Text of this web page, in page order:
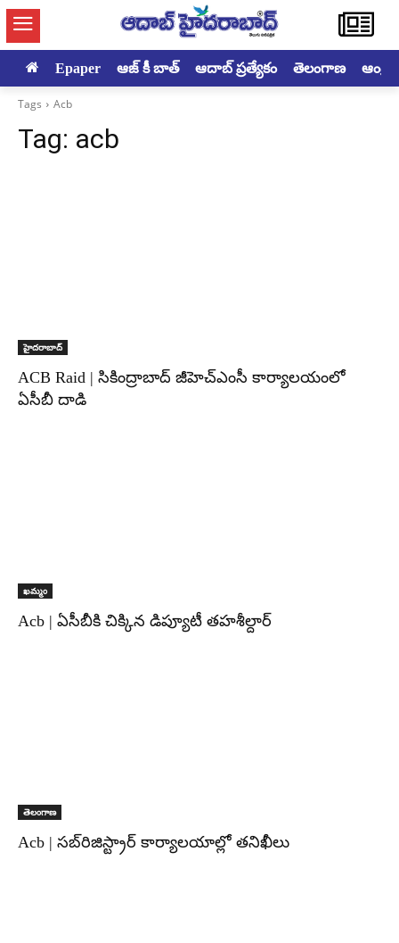
Epaper ఆజ్ కీ బాత్ ఆదాబ్ ప్రత్యేకం తెలంగాణ
Tags Acb
Tag: acb
హైదరాబాద్‌
ACB Raid | సికింద్రాబాద్ జీహెచ్‌ఎంసీ కార్యాలయంలో
ఏసీబీ దాడి
ఖమ్మం
Acb | ఏసీబీకి చిక్కిన డిప్యూటీ తహశీల్దార్
తెలంగాణ
Acb | సబ్‌రిజిస్ట్రార్ కార్యాలయాల్లో తనిఖీలు